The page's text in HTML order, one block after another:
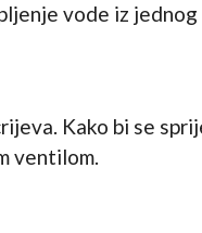
vode iz jednog
Kako bi se
ventilom.